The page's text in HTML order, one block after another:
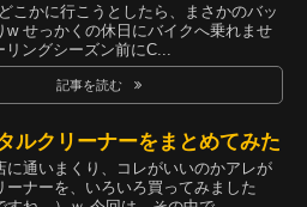
こかに行こうとしたら、まさかのバッ
w せっかくの休日にバイクへ乗れませ
リングシーズン前にC...
記事を読む
ルクリーナーをまとめてみた
に通いまくり、コレがいいのかアレが
ーナーを、いろいろ買ってみました